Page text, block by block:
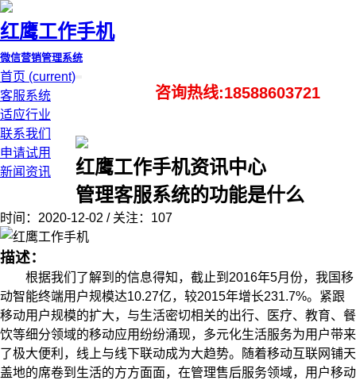
红鹰工作手机
微信营销管理系统
首页 (current)
客服系统
适应行业
联系我们
申请试用
新闻资讯
咨询热线:18588603721
红鹰工作手机资讯中心
管理客服系统的功能是什么
时间：2020-12-02 / 关注：107
描述：
根据我们了解到的信息得知，截止到2016年5月份，我国移
动智能终端用户规模达10.27亿，较2015年增长231.7%。紧跟
移动用户规模的扩大，与生活密切相关的出行、医疗、教育、餐
饮等细分领域的移动应用纷纷涌现，多元化生活服务为用户带来
了极大便利，线上与线下联动成为大趋势。随着移动互联网铺天
盖地的席卷到生活的方方面面，在管理售后服务领域，用户移动